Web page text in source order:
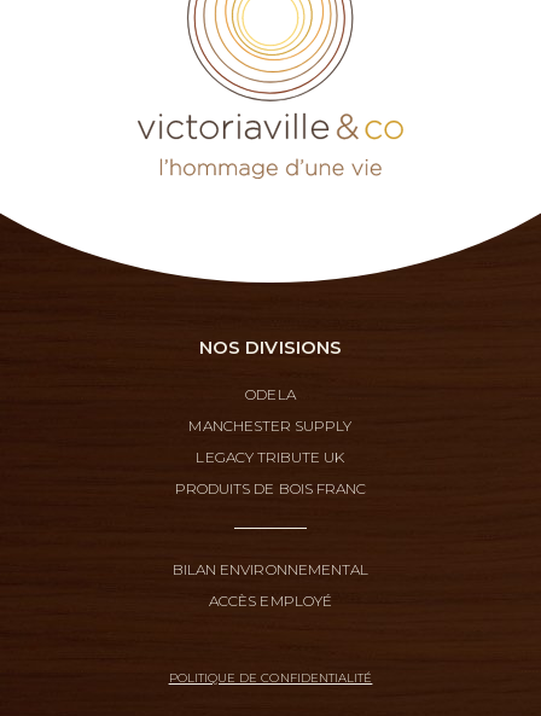
NOS DIVISIONS
ODELA
MANCHESTER SUPPLY
LEGACY TRIBUTE UK
PRODUITS DE BOIS FRANC
BILAN ENVIRONNEMENTAL
ACCÈS EMPLOYÉ
POLITIQUE DE CONFIDENTIALITÉ